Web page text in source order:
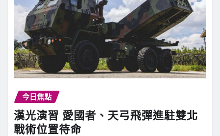
今日焦點
漢光演習 愛國者、天弓飛彈進駐雙北
戰術位置待命